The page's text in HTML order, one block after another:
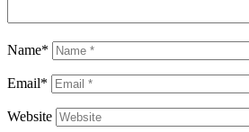
Name*
Email*
Website